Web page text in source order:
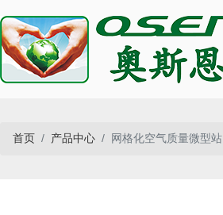
首页 产品中心 网格化空气质量微型站